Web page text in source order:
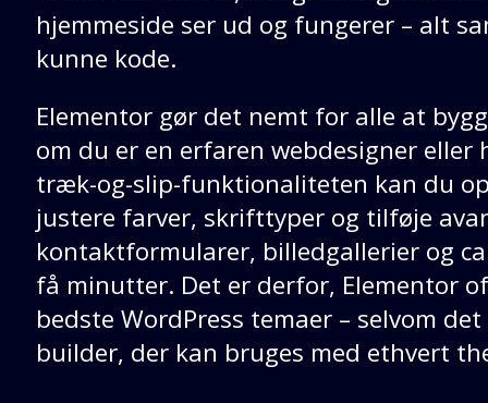
hjemmeside ser ud og fungerer – alt
kunne kode.
Elementor gør det nemt for alle at
om du er en erfaren webdesigner eller
træk-og-slip-funktionaliteten kan du
justere farver, skrifttyper og tilføje
kontaktformularer, billedgallerier og
få minutter. Det er derfor, Elementor
bedste WordPress temaer – selvom
builder, der kan bruges med ethvert